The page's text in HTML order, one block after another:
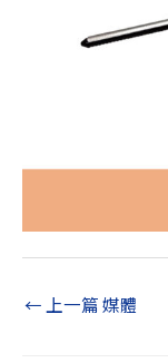
←上一篇 媒體